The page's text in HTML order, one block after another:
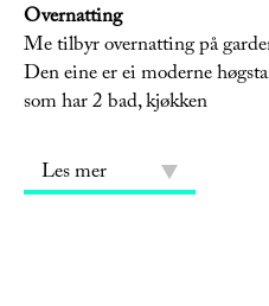
Overnatting
Me tilbyr overnatting på
Den eine er ei moderne
som har 2 bad, kjøkken
Les mer